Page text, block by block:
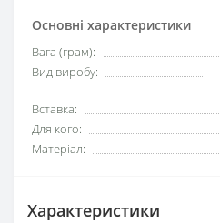
Основні характеристики
Вага (грам):
Вид виробу:
Вставка:
Для кого:
Матеріал:
Характеристики